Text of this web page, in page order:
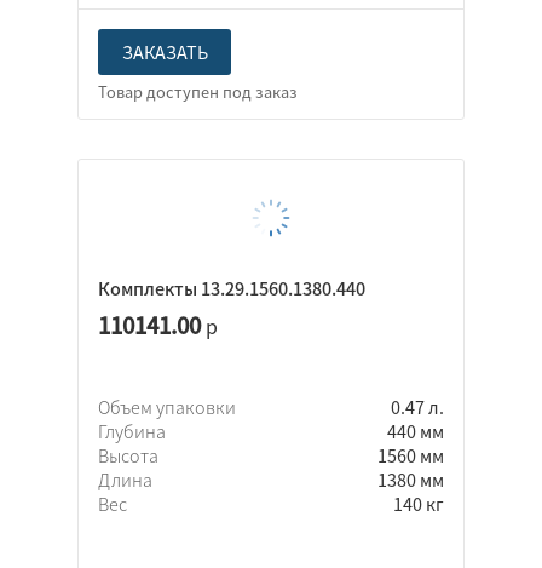
ЗАКАЗАТЬ
Комплекты 13.29.1560.1380.440
110141.00р
Объем упаковки
0.47 л.
Глубина
440 мм
Высота
1560 мм
Длина
1380 мм
Вес
140 кг